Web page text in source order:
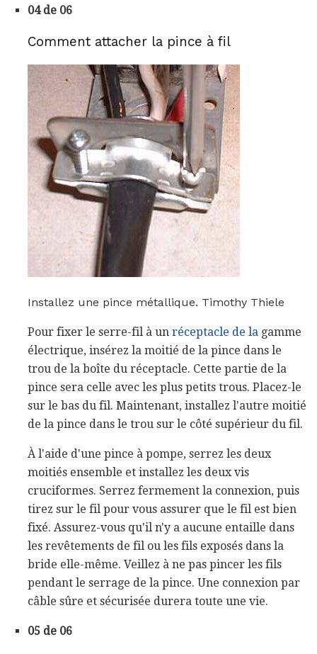
04 de 06
Comment attacher la pince à fil
Installez une pince métallique. Timothy Thiele
Pour fixer le serre-fil à un réceptacle de la gamme
électrique, insérez la moitié de la pince dans le
trou de la boîte du réceptacle. Cette partie de la
pince sera celle avec les plus petits trous. Placez-le
sur le bas du fil. Maintenant, installez l'autre moitié
de la pince dans le trou sur le côté supérieur du fil.
À l'aide d'une pince à pompe, serrez les deux
moitiés ensemble et installez les deux vis
cruciformes. Serrez fermement la connexion, puis
tirez sur le fil pour vous assurer que le fil est bien
fixé. Assurez-vous qu'il n'y a aucune entaille dans
les revêtements de fil ou les fils exposés dans la
bride elle-même. Veillez à ne pas pincer les fils
pendant le serrage de la pince. Une connexion par
câble sûre et sécurisée durera toute une vie.
05 de 06